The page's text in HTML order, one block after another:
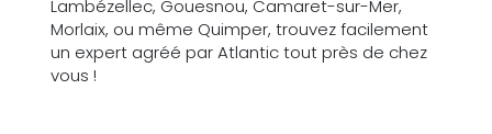
Lambézellec, Gouesnou, Camaret-sur-Mer,
Morlaix, ou même Quimper, trouvez facilement
un expert agréé par Atlantic tout près de chez
vous !